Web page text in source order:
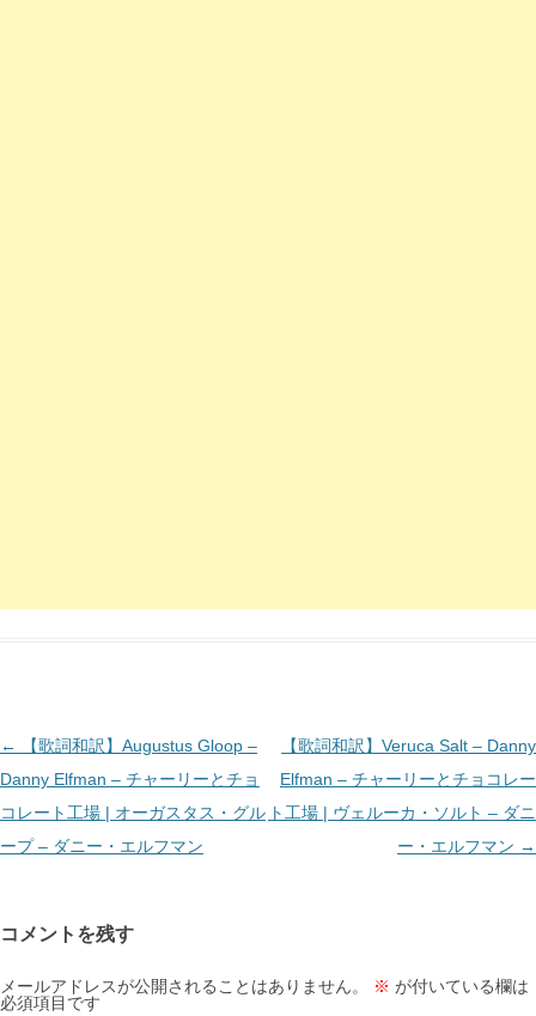
投
稿
ナ
ビ
シ
ョ
←
【歌詞和訳】Augustus Gloop –
Danny Elfman – チャーリーとチョ
コレート工場 | オーガスタス・グル
ープ – ダニー・エルフマン
【歌詞和訳】Veruca Salt – Danny
Elfman – チャーリーとチョコレー
ト工場 | ヴェルーカ・ソルト – ダニ
ー・エルフマン →
コメントを残す
メールアドレスが公開されることはありません。 ※ が付いている欄は
必須項目です